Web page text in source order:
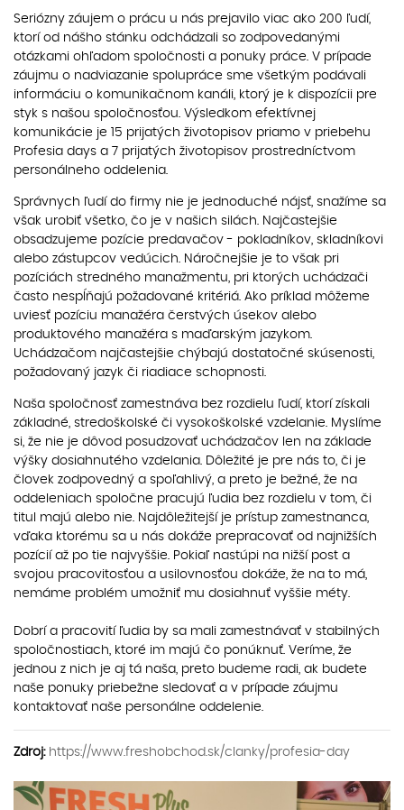
Seriózny záujem o prácu u nás prejavilo viac ako 200 ľudí,
ktorí od nášho stánku odchádzali so zodpovedanými
otázkami ohľadom spoločnosti a ponuky práce. V prípade
záujmu o nadviazanie spolupráce sme všetkým podávali
informáciu o komunikačnom kanáli, ktorý je k dispozícii pre
styk s našou spoločnosťou. Výsledkom efektívnej
komunikácie je 15 prijatých životopisov priamo v priebehu
Profesia days a 7 prijatých životopisov prostredníctvom
personálneho oddelenia.
Správnych ľudí do firmy nie je jednoduché nájsť, snažíme sa
však urobiť všetko, čo je v našich silách. Najčastejšie
obsadzujeme pozície predavačov - pokladníkov, skladníkovi
alebo zástupcov vedúcich. Náročnejšie je to však pri
pozíciách stredného manažmentu, pri ktorých uchádzači
často nespĺňajú požadované kritériá. Ako príklad môžeme
uviesť pozíciu manažéra čerstvých úsekov alebo
produktového manažéra s maďarským jazykom.
Uchádzačom najčastejšie chýbajú dostatočné skúsenosti,
požadovaný jazyk či riadiace schopnosti.
Naša spoločnosť zamestnáva bez rozdielu ľudí, ktorí získali
základné, stredoškolské či vysokoškolské vzdelanie. Myslíme
si, že nie je dôvod posudzovať uchádzačov len na základe
výšky dosiahnutého vzdelania. Dôležité je pre nás to, či je
človek zodpovedný a spoľahlivý, a preto je bežné, že na
oddeleniach spoločne pracujú ľudia bez rozdielu v tom, či
titul majú alebo nie. Najdôležitejší je prístup zamestnanca,
vďaka ktorému sa u nás dokáže prepracovať od najnižších
pozícií až po tie najvyššie. Pokiaľ nastúpi na nižší post a
svojou pracovitosťou a usilovnosťou dokáže, že na to má,
nemáme problém umožniť mu dosiahnuť vyššie méty.
Dobrí a pracovití ľudia by sa mali zamestnávať v stabilných
spoločnostiach, ktoré im majú čo ponúknuť. Veríme, že
jednou z nich je aj tá naša, preto budeme radi, ak budete
naše ponuky priebežne sledovať a v prípade záujmu
kontaktovať naše personálne oddelenie.
Zdroj: https://www.freshobchod.sk/clanky/profesia-day